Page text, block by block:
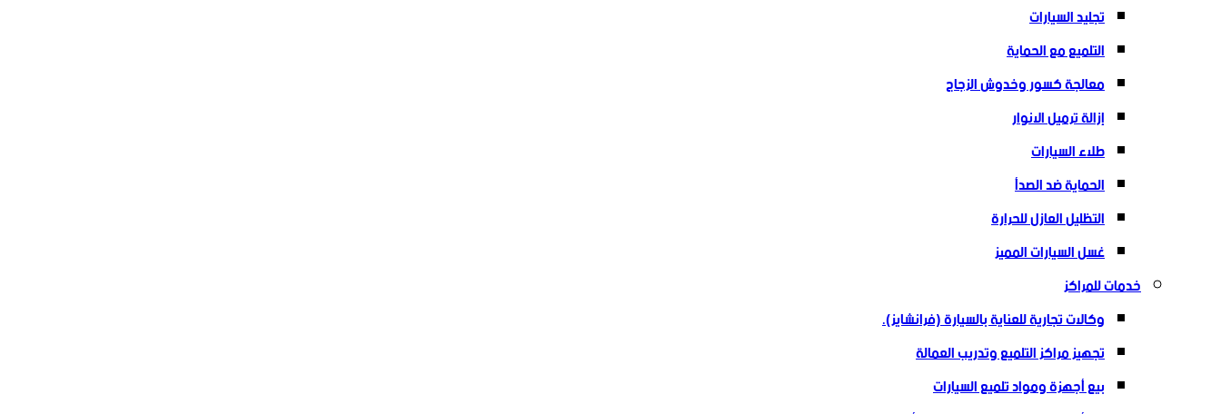
تجليد السيارات
التلميع مع الحماية
معالجة كسور وخدوش الزجاج
إزالة ترميل الانوار
طلاء السيارات
الحماية ضد الصدأ
التظليل العازل للحرارة
غسل السيارات المميز
خدمات للمراكز
وكالات تجارية للعناية بالسيارة (فرانشايز).
تجهيز مراكز التلميع وتدريب العمالة
بيع أجهزة ومواد تلميع السيارات